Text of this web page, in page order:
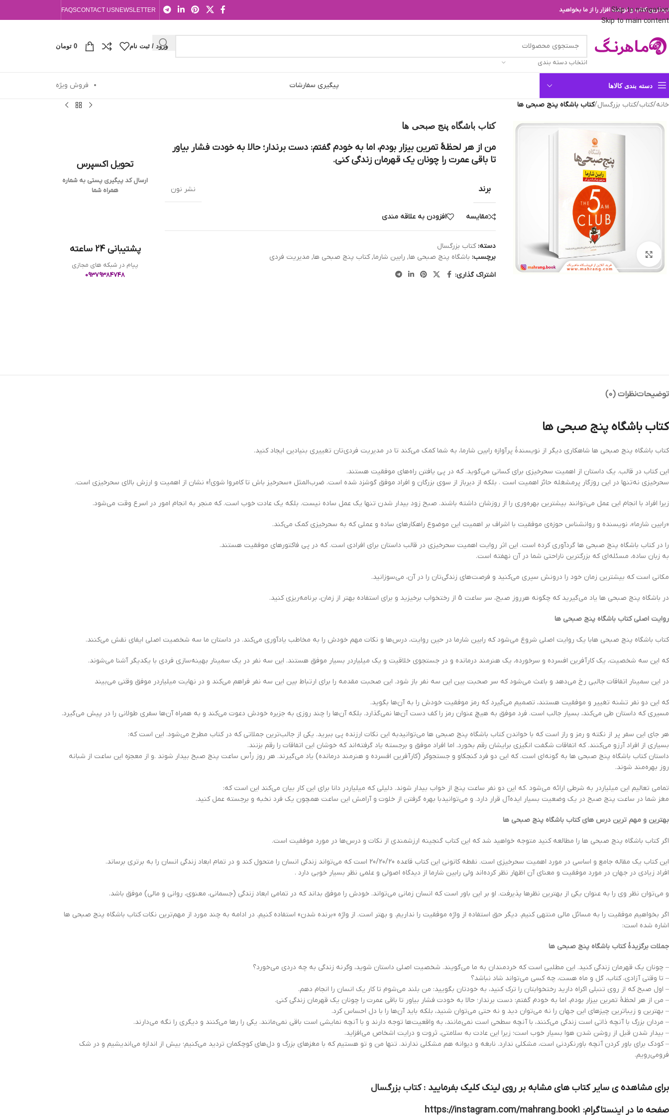
Skip to navigation
Skip to main content
کتاب و نوشت افزار را از ما بخواهید NEWSLETTER
CONTACT US
FAQS
انتخاب دسته بندی
ورود / ثبت نام 0 تومان
دسته بندی کالاها پیگیری سفارشات فروش ویژه
خانه/کتاب/کتاب بزرگسال/کتاب باشگاه پنج‌ صبحی‌ ها
بزرگنمایی تصویر
کتاب باشگاه پنج‌ صبحی‌ ها
من از هر لحظۀ تمرین بیزار بودم، اما به خودم گفتم: دست برندار؛ حالا به خودت فشار بیاور
تا باقی عمرت را چونان یک قهرمان زندگی کنی.
برند نشر نون
مقایسه افزودن به علاقه مندی
دسته: کتاب بزرگسال
برچسب: باشگاه پنج‌ صبحی‌ ها, رابین شارما, کتاب پنج‌ صبحی‌ ها, مدیریت فردی
اشتراک گذاری:
تحویل اکسپرس
ارسال کد پیگیری پستی به شماره
همراه شما
پشتیبانی 24 ساعته
پیام در شبکه های مجازی
09379384748
توضیحاتنظرات (0)
کتاب باشگاه پنج‌ صبحی‌ ها
کتاب باشگاه پنج‌ صبحی‌ ها شاهکاری دیگر از نویسندۀ پرآوازه رابین شارما، به شما کمک می‌کند تا در مدیریت فردی‌تان تغییری بنیادین ایجاد کنید.
این کتاب در قالب. یک داستان از اهمیت سحرخیزی برای کسانی می‌گوید. که در پی یافتن راه‌های موفقیت هستند.
سحرخیزی نه‌تنها در این روزگار پرمشغله حائز اهمیت است . بلکه از دیرباز از سوی بزرگان و افراد موفق گوشزد شده است. ضرب‌المثل «سحرخیز باش تا کامروا شوی!» نشان از اهمیت و ارزش بالای سحرخیزی است.
زیرا افراد با انجام این عمل می‌توانند بیشترین بهره‌وری را از روزشان داشته باشند. صبح زود بیدار شدن تنها یک عمل ساده نیست. بلکه یک عادت خوب است. که منجر به انجام امور در اسرع وقت می‌شود.
«رابین شارما»، نویسنده و روانشناس حوزه‌ی موفقیت با اشراف بر اهمیت این موضوع راهکارهای ساده و عملی که به سحرخیزی کمک می‌کند.
را در کتاب باشگاه پنج‌ صبحی‌ ها گردآوری کرده است. این اثر روایت اهمیت سحرخیزی در قالب داستان برای افرادی است. که در پی فاکتورهای موفقیت هستند.
به زبان ساده، مسئله‌ای که بزرگترین ناراحتی شما در آن نهفته است.
مکانی است که بیشترین زمان خود را درونش سپری می‌کنید و فرصت‌های زندگی‌تان را در آن، می‌سوزانید.
در باشگاه پنج صبحی ها یاد می‌گیرید که چگونه هرروز صبح، سر ساعت 5 از رختخواب برخیزید و برای استفاده بهتر از زمان، برنامه‌ریزی کنید.
روایت اصلی کتاب باشگاه پنج‌ صبحی‌ ها
کتاب باشگاه پنج‌ صبحی‌ هابا یک روایت اصلی شروع می‌شود که رابین شارما در حین روایت، درس‌ها و نکات مهم خودش را به مخاطب یادآوری می‌کند. در داستان ما سه شخصیت اصلی ایفای نقش می‌کنند.
که این سه شخصیت، یک کارآفرین افسرده و سرخورده، یک هنرمند درمانده و در جستجوی خلاقیت و یک میلیاردر بسیار موفق هستند. این سه نفر در یک سمینار بهینه‌سازی فردی با یکدیگر آشنا می‌شوند.
در این سمینار اتفاقات جالبی رخ می‌دهد و باعث می‌شود که سر صحبت بین این سه نفر باز شود. این صحبت مقدمه را برای ارتباط بین این سه نفر فراهم می‌کند و در نهایت میلیاردر موفق وقتی می‌بیند
که این دو نفر تشنه تغییر و موفقیت هستند، تصمیم می‌گیرد که رمز موفقیت خودش را به آن‌ها بگوید.
مسیری که داستان طی می‌کند، بسیار جالب است. فرد موفق به هیچ عنوان رمز را کف دست آن‌ها نمی‌گذارد. بلکه آن‌ها را چند روزی به جزیره خودش دعوت می‌کند و به همراه آن‌ها سفری طولانی را در پیش می‌گیرد.
هر جای این سفر پر از نکته و رمز و راز است که با خواندن کتاب باشگاه پنج‌ صبحی‌ ها می‌توانیدبه این نکات ارزنده پی ببرید. یکی از جالب‌ترین جملاتی که در کتاب مطرح می‌شود. این است که:
بسیاری از افراد آرزو می‌کنند. که اتفاقات شگفت انگیزی برایشان رقم بخورد. اما افراد موفق و برجسته یاد گرفته‌اند که خوشان این اتفاقات را رقم بزنند.
داستان کتاب باشگاه پنج‌ صبحی‌ ها به گونه‌ای است. که این دو فرد کنجکاو و جستجوگر (کارآفرین افسرده و هنرمند درمانده) یاد می‌گیرند. هر روز رأس ساعت پنج صبح بیدار شوند .و از معجزه این ساعت از شبانه
روز بهره‌مند شوند.
تمامی تعالیم این میلیاردر به شرطی ارائه می‌شود .که این دو نفر ساعت پنج از خواب بیدار شوند. دلیلی که میلیاردر دانا برای این کار بیان می‌کند این است که:
مغز شما در ساعت پنج صبح در یک وضعیت بسیار ایده‌آل قرار دارد. و می‌توانیدبا بهره گرفتن از خلوت و آرامش این ساعت همچون یک فرد نخبه و برجسته عمل کنید.
بهترین و مهم ترین درس های کتاب باشگاه پنج‌ صبحی‌ ها
اگر کتاب باشگاه پنج‌ صبحی‌ ها را مطالعه کنید متوجه خواهید شد که این کتاب گنجینه ارزشمندی از نکات و درس‌ها در مورد موفقیت است.
این کتاب یک مقاله جامع و اساسی در مورد اهمیت سحرخیزی است. نقطه کانونی این کتاب قاعده 20/20/20 است که می‌تواند زندگی انسان را متحول کند و در تمام ابعاد زندگی انسان را به برتری برساند.
افراد زیادی در جهان در مورد موفقیت و معنای آن اظهار نظر کرده‌اند ولی رابین شارما از دیدگاه اصولی و علمی نظر بسیار خوبی دارد .
و می‌توان نظر وی را به عنوان یکی از بهترین نظرها پذیرفت. او بر این باور است که انسان زمانی می‌تواند. خودش را موفق بداند که در تمامی ابعاد زندگی (جسمانی، معنوی، روانی و مالی) موفق باشد.
اگر بخواهیم موفقیت را به مسائل مالی منتهی کنیم. دیگر حق استفاده از واژه موفقیت را نداریم. و بهتر است. از واژه «برنده شدن» استفاده کنیم. در ادامه به چند مورد از مهم‌ترین نکات کتاب باشگاه پنج‌ صبحی‌ ها
اشاره شده است:
جملات برگزیدۀ کتاب باشگاه پنج‌ صبحی‌ ها
– چونان یک قهرمان زندگی کنید. این مطلبی است که خردمندان به ما می‌گویند. شخصیت اصلی داستان شوید، وگرنه زندگی به چه دردی می‌خورد؟
– تا وقتی آزادی، کتاب، گل و ماه هست، چه کسی می‌تواند شاد نباشد؟
– اول صبح که از روی تنبلی اکراه دارید رختخوابتان را ترک کنید، به خودتان بگویید: من بلند می‌شوم تا کار یک انسان را انجام دهم.
– من از هر لحظۀ تمرین بیزار بودم، اما به خودم گفتم: دست برندار؛ حالا به خودت فشار بیاور تا باقی عمرت را چونان یک قهرمان زندگی کنی.
– بهترین و زیباترین چیزهای این جهان را نه می‌توان دید و نه حتی می‌توان شنید، بلکه باید آن‌ها را با دل احساس کرد.
– مردان بزرگ با آنچه ذاتی است زندگی می‌کنند، با آنچه سطحی است نمی‌مانند، به واقعیت‌ها توجه دارند و با آنچه نمایشی است باقی نمی‌مانند. یکی را رها می‌کنند و دیگری را نگه می‌دارند.
– بیدار شدن قبل از روشن شدن هوا بسیار خوب است؛ زیرا این عادت به سلامتی، ثروت و درایت اشخاص می‌افزاید.
– کودک برای باور کردن آنچه باورنکردنی است، مشکلی ندارد. نابغه و دیوانه هم مشکلی ندارند. تنها من و تو هستیم که با مغزهای بزرگ و دل‌های کوچکمان تردید می‌کنیم؛ بیش از اندازه می‌اندیشیم و در شک
فرومی‌رویم.
برای مشاهده ی سایر کتاب های مشابه بر روی لینک کلیک بفرمایید :کتاب بزرگسال
صفحه ما در اینستاگرام: https://instagram.com/mahrang.book1